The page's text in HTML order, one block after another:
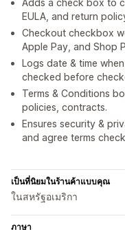
Adds a check box to
EULA, and return
Checkout checkbox
Apple Pay, and Shop
Logs date & time
checked before
Terms & Conditions
policies, contracts.
Ensures security &
and agree terms check
เป็นที่นิยมในร้านค้าแบบคุณ
ในสหรัฐอเมริกา
ภาษา